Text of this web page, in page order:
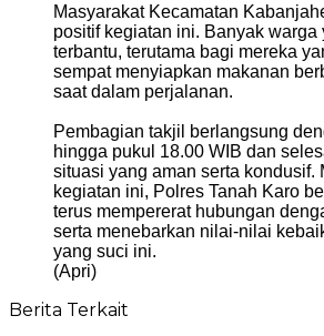
Masyarakat Kecamatan
positif kegiatan ini. Banyak warga
terbantu, terutama bagi mereka
sempat menyiapkan makanan
saat dalam perjalanan.
Pembagian takjil berlangsung
hingga pukul 18.00 WIB dan
situasi yang aman serta kondusif.
kegiatan ini, Polres Tanah Karo
terus mempererat hubungan
serta menebarkan nilai-nilai
yang suci ini.
(Apri)
Berita Terkait